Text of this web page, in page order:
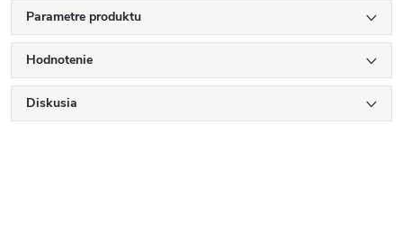
Parametre produktu
Hodnotenie
Diskusia